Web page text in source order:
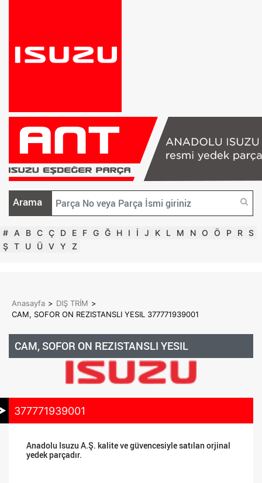
Arama
# A B C Ç D E F G Ğ H I İ J K L M N O Ö P R S
Ş T U Ü V Y Z
Anasayfa > DIŞ TRİM >
CAM, SOFOR ON REZISTANSLI YESIL 377771939001
CAM, SOFOR ON REZISTANSLI YESIL
377771939001
Anadolu Isuzu A.Ş. kalite ve güvencesiyle satılan orjinal
yedek parçadır.